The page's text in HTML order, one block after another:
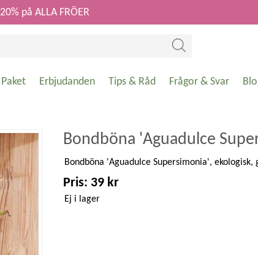
20% på ALLA FRÖER
Erbjudanden Tips & Råd Frågor & Svar
Bondböna 'Aguadulce
Bondböna 'Aguadulce Supersimonia',
Pris: 39 kr
Ej i lager